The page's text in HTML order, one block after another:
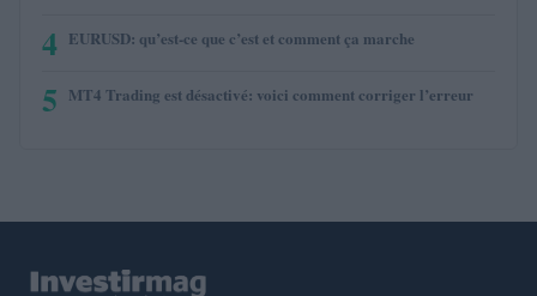
4 EURUSD: qu’est-ce que c’est et comment ça marche
5 MT4 Trading est désactivé: voici comment corriger l’erreur